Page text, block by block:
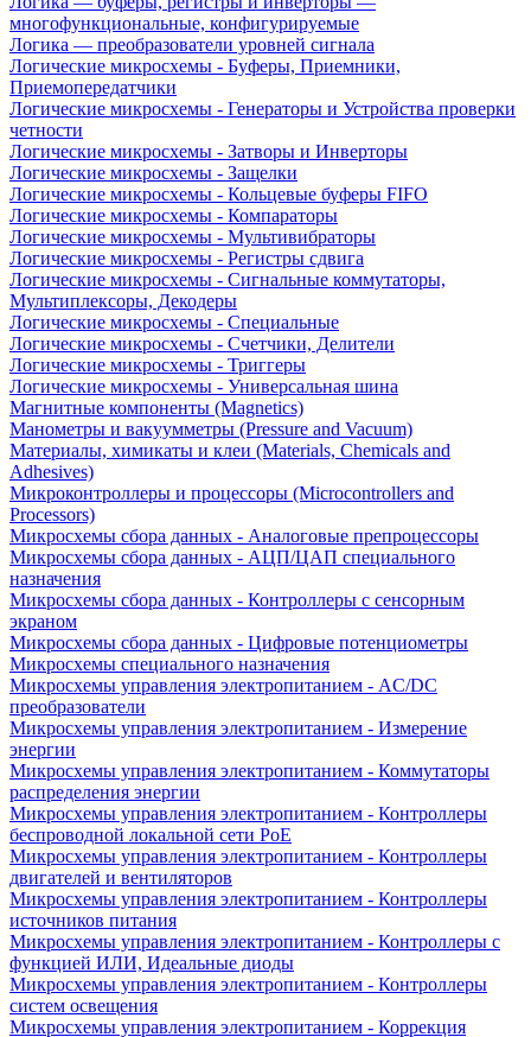
многофункциональные, конфигурируемые
Логика — преобразователи уровней сигнала
Логические микросхемы - Буферы, Приемники,
Приемопередатчики
Логические микросхемы - Генераторы и Устройства проверки
четности
Логические микросхемы - Затворы и Инверторы
Логические микросхемы - Защелки
Логические микросхемы - Кольцевые буферы FIFO
Логические микросхемы - Компараторы
Логические микросхемы - Мультивибраторы
Логические микросхемы - Регистры сдвига
Логические микросхемы - Сигнальные коммутаторы,
Мультиплексоры, Декодеры
Логические микросхемы - Специальные
Логические микросхемы - Счетчики, Делители
Логические микросхемы - Триггеры
Логические микросхемы - Универсальная шина
Магнитные компоненты (Magnetics)
Манометры и вакуумметры (Pressure and Vacuum)
Материалы, химикаты и клеи (Materials, Chemicals and
Adhesives)
Микроконтроллеры и процессоры (Microcontrollers and
Processors)
Микросхемы сбора данных - Аналоговые препроцессоры
Микросхемы сбора данных - АЦП/ЦАП специального
назначения
Микросхемы сбора данных - Контроллеры с сенсорным
экраном
Микросхемы сбора данных - Цифровые потенциометры
Микросхемы специального назначения
Микросхемы управления электропитанием - AC/DC
преобразователи
Микросхемы управления электропитанием - Измерение
энергии
Микросхемы управления электропитанием - Коммутаторы
распределения энергии
Микросхемы управления электропитанием - Контроллеры
беспроводной локальной сети PoE
Микросхемы управления электропитанием - Контроллеры
двигателей и вентиляторов
Микросхемы управления электропитанием - Контроллеры
источников питания
Микросхемы управления электропитанием - Контроллеры с
функцией ИЛИ, Идеальные диоды
Микросхемы управления электропитанием - Контроллеры
систем освещения
Микросхемы управления электропитанием - Коррекция